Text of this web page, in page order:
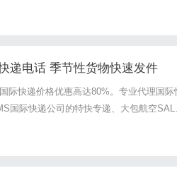
家介绍一家值得信赖的旅行社——贵州一
比，希望能帮助你做出更合适的...
递电话 季节性货物快速发件
际快递价格优惠高达80%。专业代理国际
国际快递公司的特快专递、大包航空SAL
递服务的质量直接影响着企业的物流效率
快递国...